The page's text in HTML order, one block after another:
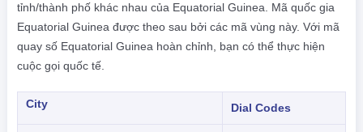
tỉnh/thành phố khác nhau của Equatorial Guinea. Mã quốc gia
Equatorial Guinea được theo sau bởi các mã vùng này. Với mã
quay số Equatorial Guinea hoàn chỉnh, bạn có thể thực hiện
cuộc gọi quốc tế.
City Dial Codes